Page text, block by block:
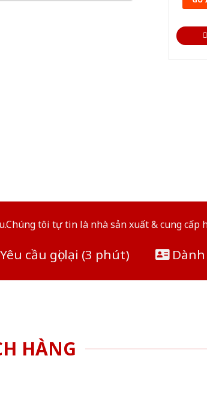
tôi tự tin là nhà sản xuất & cung cấp
Yêu cầu gọi lại (3 phút) Dành
HÀNG